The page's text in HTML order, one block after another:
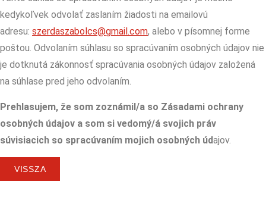
kedykoľvek odvolať zaslaním žiadosti na emailovú
adresu: szerdaszabolcs@gmail.com, alebo v písomnej forme
poštou. Odvolaním súhlasu so spracúvaním osobných údajov nie
je dotknutá zákonnosť spracúvania osobných údajov založená
na súhlase pred jeho odvolaním.
Prehlasujem, že som zoznámil/a so Zásadami ochrany
osobných údajov a som si vedomý/á svojich práv
súvisiacich so spracúvaním mojich osobných údajov.
VISSZA